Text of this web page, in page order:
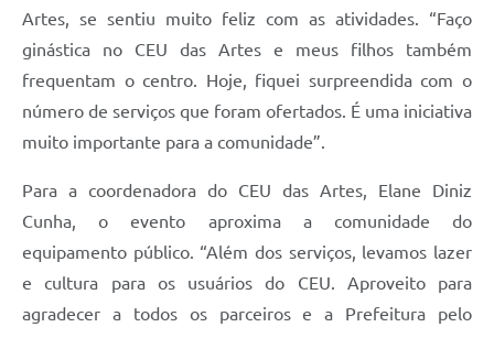
Artes, se sentiu muito feliz com as atividades. “Faço
ginástica no CEU das Artes e meus filhos também
frequentam o centro. Hoje, fiquei surpreendida com o
número de serviços que foram ofertados. É uma iniciativa
muito importante para a comunidade”.
Para a coordenadora do CEU das Artes, Elane Diniz
Cunha, o evento aproxima a comunidade do
equipamento público. “Além dos serviços, levamos lazer
e cultura para os usuários do CEU. Aproveito para
agradecer a todos os parceiros e a Prefeitura pelo